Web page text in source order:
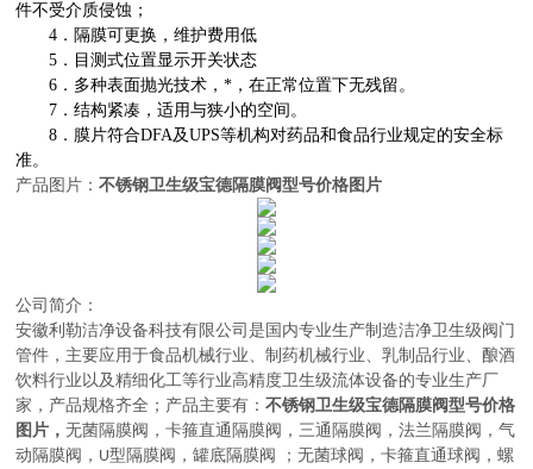
件不受介质侵蚀；
4．隔膜可更换，维护费用低
5．目测式位置显示开关状态
6．多种表面抛光技术，*，在正常位置下无残留。
7．结构紧凑，适用与狭小的空间。
8．膜片符合DFA及UPS等机构对药品和食品行业规定的安全标
准。
产品图片：不锈钢卫生级宝德隔膜阀型号价格图片
公司简介：
安徽利勒洁净设备科技有限公司是 国内专业生产制造洁净卫生级阀门
管件，主要应用于食品机械行业、制药机械行业、乳制品行业、酿酒
饮料行业以及精细化工等行业高精度卫生级流体设备的专业生产厂
家， 产品规格齐全；产品主要有：不锈钢卫生级宝德隔膜阀型号价格
图片 ，无菌隔膜阀 ，卡箍直通隔膜阀，三通隔膜阀，法兰隔膜阀，气
动隔膜阀， U型隔膜阀，罐底隔膜阀 ；无菌球阀 ，卡箍直通球阀，螺